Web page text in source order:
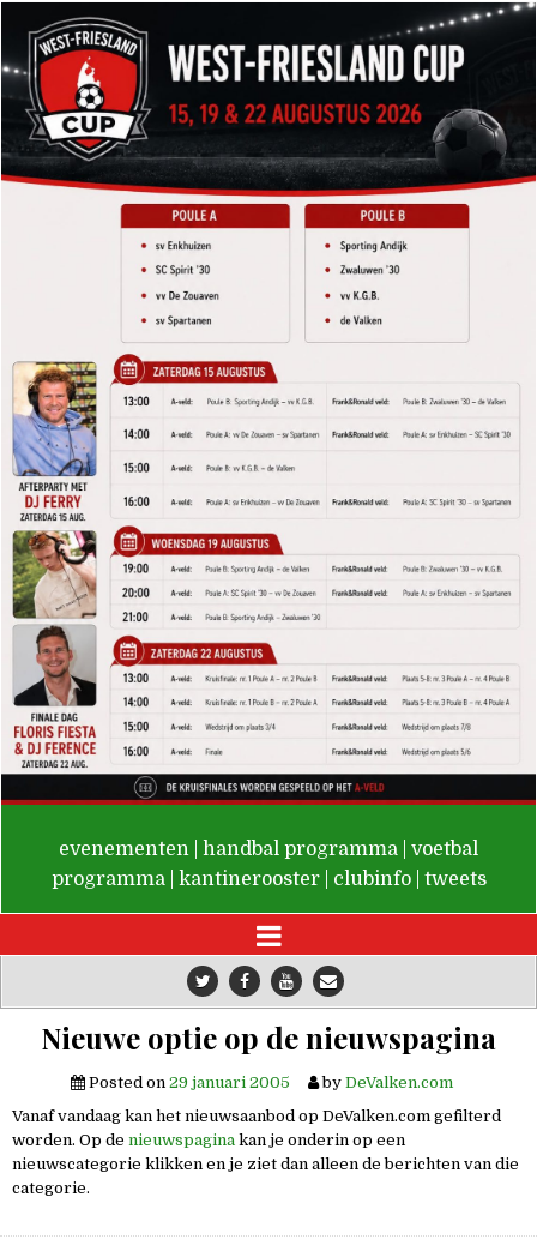
De Valken
evenementen handbal programma
voetbal
programma
kantinerooster clubinfo tweets
Nieuwe optie op de nieuwspagina
Posted on 29 januari 2005 by DeValken.com
Vanaf vandaag kan het nieuwsaanbod op DeValken.com gefilterd
worden. Op de nieuwspagina kan je onderin op een
nieuwscategorie klikken en je ziet dan alleen de berichten van die
categorie.